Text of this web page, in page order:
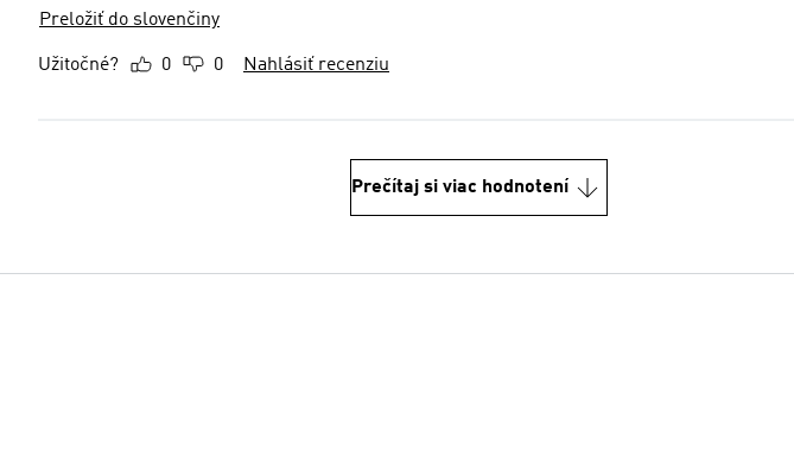
Preložiť do slovenčiny
Užitočné? 0 0 Nahlásiť recenziu
Prečítaj si viac hodnotení